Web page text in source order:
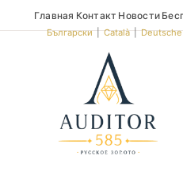
Главная Контакт Новости
Български|Català|Deutsche